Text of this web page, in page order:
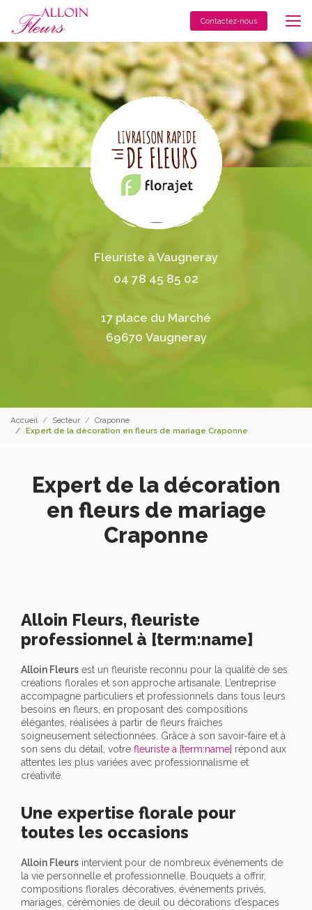
contenu
principal
Contactez-nous
Fleuriste à Vaugneray
04 78 45 85 02
17 place du Marché
69670 Vaugneray
Accueil Secteur
Craponne
Expert de la décoration en fleurs de mariage Craponne
Expert de la décoration
en fleurs de mariage
Craponne
Alloin Fleurs, fleuriste
professionnel à [term:name]
Alloin Fleurs est un fleuriste reconnu pour la qualité de ses
créations florales et son approche artisanale. L’entreprise
accompagne particuliers et professionnels dans tous leurs
besoins en fleurs, en proposant des compositions
élégantes, réalisées à partir de fleurs fraîches
soigneusement sélectionnées. Grâce à son savoir-faire et à
son sens du détail, votre fleuriste à [term:name] répond aux
attentes les plus variées avec professionnalisme et
créativité.
Une expertise florale pour
toutes les occasions
Alloin Fleurs intervient pour de nombreux événements de
la vie personnelle et professionnelle. Bouquets à offrir,
compositions florales décoratives, événements privés,
mariages, cérémonies de deuil ou décorations d’espaces